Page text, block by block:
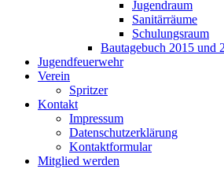
Jugendraum
Sanitärräume
Schulungsraum
Bautagebuch 2015 und
Jugendfeuerwehr
Verein
Spritzer
Kontakt
Impressum
Datenschutzerklärung
Kontaktformular
Mitglied werden